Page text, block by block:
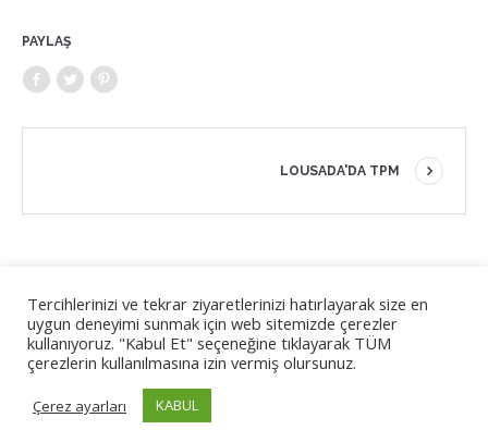
PAYLAŞ
LOUSADA'DA TPM
Avrupa Komisyonu'nun bu yayının hazırlanmasına verdiği
destek, sadece yazarların görüşlerini yansıtan içeriğin
onaylandığı anlamına gelmez ve Ulusal Ajans ve Komisyon
burada yer alan bilgilerin herhangi bir şekilde
kullanılmasından sorumlu tutulamaz.
Tercihlerinizi ve tekrar ziyaretlerinizi hatırlayarak size en
uygun deneyimi sunmak için web sitemizde çerezler
kullanıyoruz. "Kabul Et" seçeneğine tıklayarak TÜM
çerezlerin kullanılmasına izin vermiş olursunuz.
Çerez ayarları KABUL